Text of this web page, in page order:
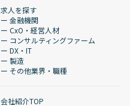
求人を探す
ー 金融機関
ー CxO・経営人材
ー コンサルティングファーム
ー DX・IT
ー 製造
ー その他業界・職種
会社紹介TOP